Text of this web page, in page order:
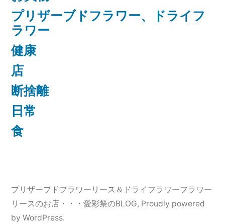
プリザーブドフラワー、ドライフ
ラワー
健康
店
断捨離
日常
食
プリザーブドフラワーリース＆ドライフラワーフラワー
リースのお店・・・愛彩祭のBLOG, Proudly powered
by WordPress.